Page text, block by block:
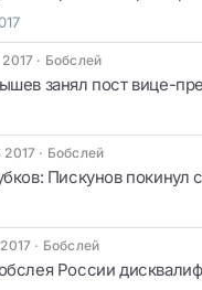
· Бобслей
занял пост вице-
2017 · Бобслей
Пискунов покинул
· Бобслей
России